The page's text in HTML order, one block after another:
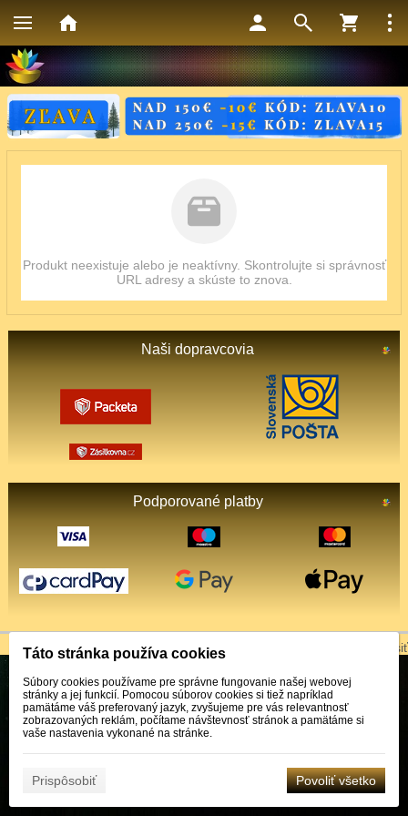
Naši dopravcovia
Podporované platby
Produkt neexistuje alebo je neaktívny. Skontrolujte si správnosť
URL adresy a skúste to znova.
© 2026 WEXBO | Prihlásiť
Táto stránka používa cookies
Súbory cookies používame pre správne fungovanie našej webovej
stránky a jej funkcií. Pomocou súborov cookies si tiež napríklad
pamätáme váš preferovaný jazyk, zvyšujeme pre vás relevantnosť
zobrazovaných reklám, počítame návštevnosť stránok a pamätáme si
vaše nastavenia vykonané na stránke.
Prispôsobiť Povoliť všetko